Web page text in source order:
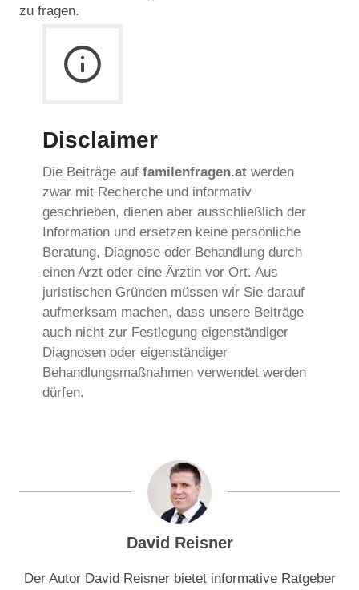
zu fragen.
Disclaimer
Die Beiträge auf familenfragen.at werden
zwar mit Recherche und informativ
geschrieben, dienen aber ausschließlich der
Information und ersetzen keine persönliche
Beratung, Diagnose oder Behandlung durch
einen Arzt oder eine Ärztin vor Ort. Aus
juristischen Gründen müssen wir Sie darauf
aufmerksam machen, dass unsere Beiträge
auch nicht zur Festlegung eigenständiger
Diagnosen oder eigenständiger
Behandlungsmaßnahmen verwendet werden
dürfen.
David Reisner
Der Autor David Reisner bietet informative Ratgeber